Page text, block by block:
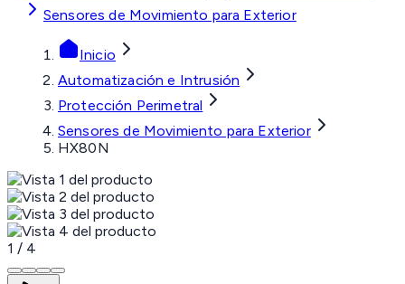
Sensores de Movimiento para Exterior
Inicio
Automatización e Intrusión
Protección Perimetral
Sensores de Movimiento para Exterior
HX80N
1 / 4